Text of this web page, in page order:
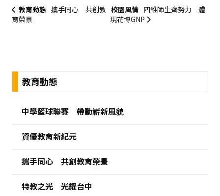
教育動態 攜手同心 共創教
育榮景
校園風情 四維師生齊努力 體
現花博GNP
:::教育動態
中學籃球聯賽 帶動嶄新風貌
資優教育新紀元
攜手同心 共創教育榮景
特教之光 光耀台中